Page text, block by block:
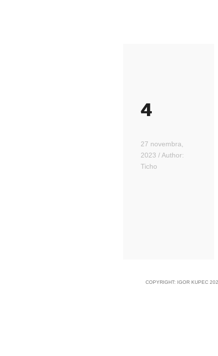
4
27 novembra,
2023 /Author:
Ticho
COPYRIGHT: IGOR KUPEC